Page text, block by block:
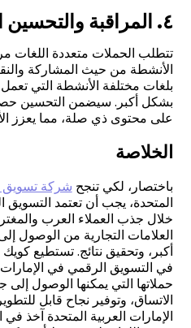
٤. المراقبة والتحسين المستمران
تتطلب الحملات متعددة اللغات
الأنشطة من حيث المشاركة
بلغات مختلفة الأنشطة التي
بشكل أكبر. سيضمن التحسين
على محتوى ذي صلة، مما يعزز
الخلاصة
باختصار، لكي تنجح شركة تسويق
المتحدة، يجب أن تعتمد
خلال جذب العملاء العرب
العلامات التجارية من الوصول
أكبر، وتحقيق نتائج. تستطيع
في التسويق الرقمي في الإمارات
حملاتها التي يمكنها الوصول
الاتساق، وتوفير نجاح قابل
الإمارات العربية المتحدة آخذ في